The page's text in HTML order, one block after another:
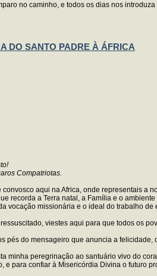
no caminho, e todos os dias nos
DO SANTO PADRE À ÁFRICA
Compatriotas.
aqui na Africa, onde representais a
recorda a Terra natal, a Família e o
vocação missionária e o ideal do trabalho de
viestes aqui para que todos os
pés do mensageiro que anuncia a
minha peregrinação ao santuário vivo do
e para confiar à Misericórdia Divina o futuro